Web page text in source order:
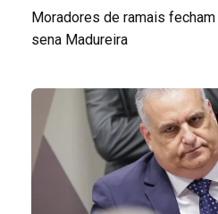
Moradores de ramais
sena Madureira